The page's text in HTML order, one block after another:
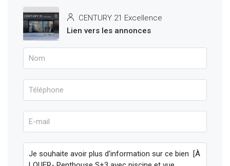
CENTURY 21 Excellence
Lien vers les annonces